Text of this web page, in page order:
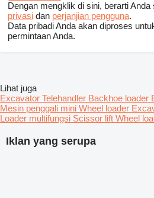
Dengan mengklik di sini, berarti Anda
privasi dan perjanjian pengguna.
Data pribadi Anda akan diproses
permintaan Anda.
Iklan yang serupa
Lihat juga
Excavator Telehandler Backhoe loader
Mesin penggali mini Wheel loader
Loader multifungsi Scissor lift Wheel